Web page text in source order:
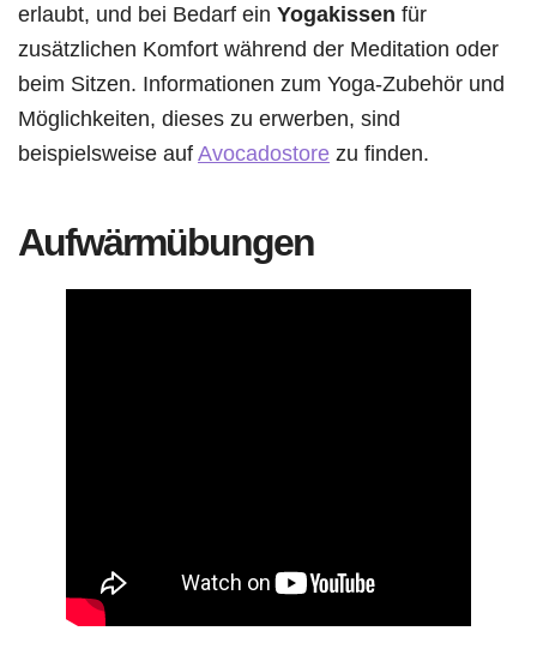
erlaubt, und bei Bedarf ein Yogakissen für
zusätzlichen Komfort während der Meditation oder
beim Sitzen. Informationen zum Yoga-Zubehör und
Möglichkeiten, dieses zu erwerben, sind
beispielsweise aufAvocadostore zu finden.
Aufwärmübungen